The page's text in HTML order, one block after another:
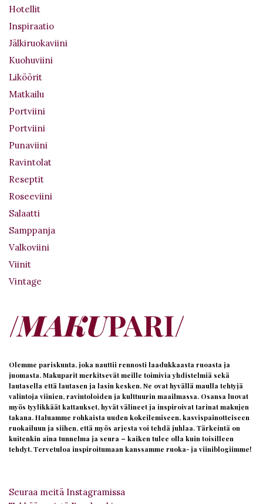
Hotellit
Inspiraatio
Jälkiruokaviini
Kuohuviini
Liköörit
Matkailu
Portviini
Portviini
Punaviini
Ravintolat
Reseptit
Roseeviini
Salaatti
Samppanja
Valkoviini
Viinit
Vintage
Olemme pariskunta, joka nauttii rennosti laadukkaasta ruoasta ja
juomasta. Makuparit merkitsevät meille toimivia yhdistelmiä sekä
lautasella että lautasen ja lasin kesken. Ne ovat hyvällä maulla tehtyjä
valintoja viinien, ravintoloiden ja kulttuurin maailmassa. Osansa luovat
myös tyylikkäät kattaukset, hyvät välineet ja inspiroivat tarinat makujen
takana. Haluamme rohkaista uuden kokeilemiseen, kasvispainotteiseen
ruokailuun ja siihen, että myös arjesta voi tehdä juhlaa. Tärkeintä on
kuitenkin aina tunnelma ja seura – kaiken tulee olla kuin toisilleen
tehdyt. Tervetuloa inspiroitumaan kanssamme ruoka- ja viiniblogiimme!
Seuraa meitä Instagramissa